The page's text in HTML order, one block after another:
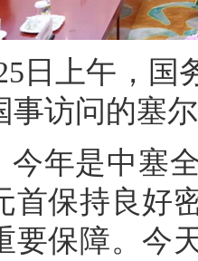
日上午，
事访问的塞
今年是中塞
首保持良好
要保障。今